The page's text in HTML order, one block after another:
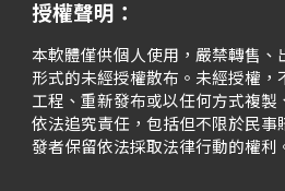
授權聲明：
本軟體僅供個人使用，嚴禁轉售
形式的未經授權散布。未經授權，
工程、重新發布或以任何方式複製
依法追究責任，包括但不限於民事
發者保留依法採取法律行動的權利